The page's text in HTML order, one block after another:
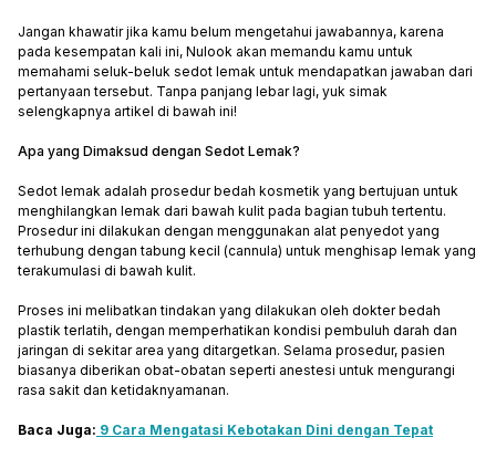
Jangan khawatir jika kamu belum mengetahui jawabannya, karena
pada kesempatan kali ini, Nulook akan memandu kamu untuk
memahami seluk-beluk sedot lemak untuk mendapatkan jawaban dari
pertanyaan tersebut. Tanpa panjang lebar lagi, yuk simak
selengkapnya artikel di bawah ini!
Apa yang Dimaksud dengan Sedot Lemak?
Sedot lemak adalah prosedur bedah kosmetik yang bertujuan untuk
menghilangkan lemak dari bawah kulit pada bagian tubuh tertentu.
Prosedur ini dilakukan dengan menggunakan alat penyedot yang
terhubung dengan tabung kecil (cannula) untuk menghisap lemak yang
terakumulasi di bawah kulit.
Proses ini melibatkan tindakan yang dilakukan oleh dokter bedah
plastik terlatih, dengan memperhatikan kondisi pembuluh darah dan
jaringan di sekitar area yang ditargetkan. Selama prosedur, pasien
biasanya diberikan obat-obatan seperti anestesi untuk mengurangi
rasa sakit dan ketidaknyamanan.
Baca Juga: 9 Cara Mengatasi Kebotakan Dini dengan Tepat